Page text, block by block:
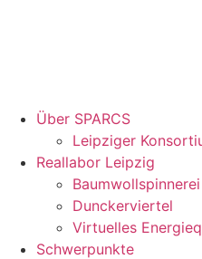
Über SPARCS
Leipziger
Reallabor Leipzig
Baumwollspinnerei
Dunckerviertel
Virtuelles
Schwerpunkte